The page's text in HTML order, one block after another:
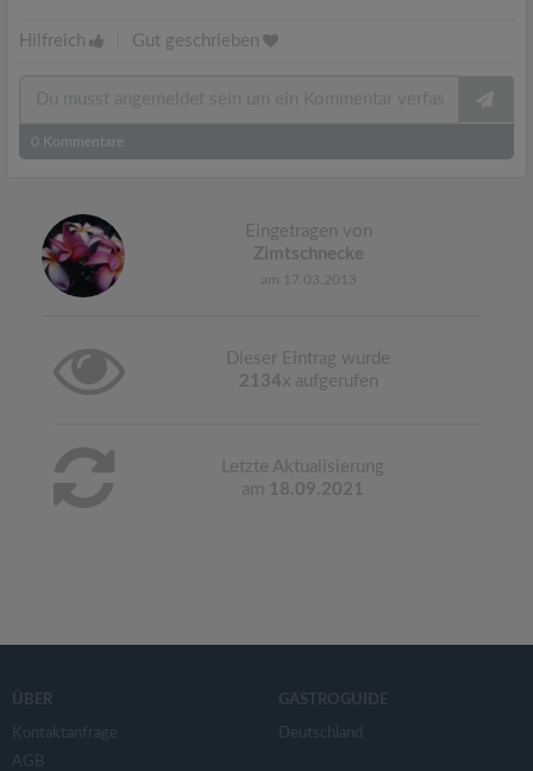
Hilfreich Gut geschrieben
0 Kommentare
Eingetragen von
Zimtschnecke
am 17.03.2013
Dieser Eintrag wurde
2134x aufgerufen
Letzte Aktualisierung
am 18.09.2021
ÜBER
Kontaktanfrage
AGB
GASTROGUIDE
Deutschland